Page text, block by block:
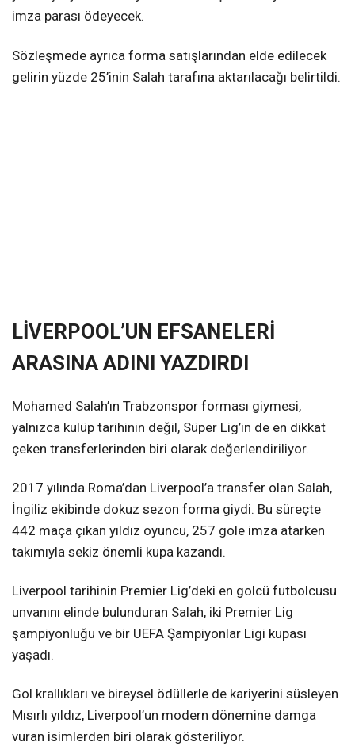
imza parası ödeyecek.
Sözleşmede ayrıca forma satışlarından elde edilecek
gelirin yüzde 25’inin Salah tarafına aktarılacağı belirtildi.
LİVERPOOL’UN EFSANELERİ
ARASINA ADINI YAZDIRDI
Mohamed Salah’ın Trabzonspor forması giymesi,
yalnızca kulüp tarihinin değil, Süper Lig’in de en dikkat
çeken transferlerinden biri olarak değerlendiriliyor.
2017 yılında Roma’dan Liverpool’a transfer olan Salah,
İngiliz ekibinde dokuz sezon forma giydi. Bu süreçte
442 maça çıkan yıldız oyuncu, 257 gole imza atarken
takımıyla sekiz önemli kupa kazandı.
Liverpool tarihinin Premier Lig’deki en golcü futbolcusu
unvanını elinde bulunduran Salah, iki Premier Lig
şampiyonluğu ve bir UEFA Şampiyonlar Ligi kupası
yaşadı.
Gol krallıkları ve bireysel ödüllerle de kariyerini süsleyen
Mısırlı yıldız, Liverpool’un modern dönemine damga
vuran isimlerden biri olarak gösteriliyor.